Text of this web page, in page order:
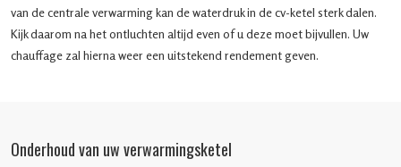
van de centrale verwarming kan de waterdruk in de cv-ketel sterk dalen.
Kijk daarom na het ontluchten altijd even of u deze moet bijvullen. Uw
chauffage zal hierna weer een uitstekend rendement geven.
Onderhoud van uw verwarmingsketel